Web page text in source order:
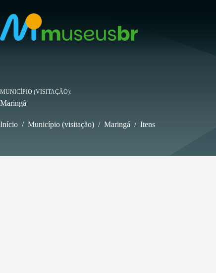
para
conteúdo
MUNICÍPIO (VISITAÇÃO)
Maringá
Início / Município (visitação) / Maringá / Itens